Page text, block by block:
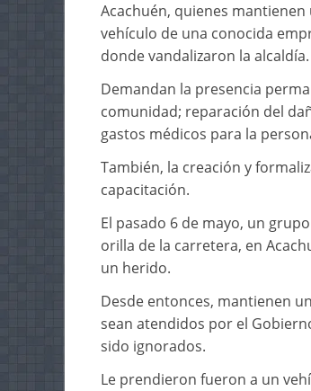
Acachuén, quienes
vehículo de una conocida
donde vandalizaron la alcaldía.
Demandan la presencia
comunidad; reparación del
gastos médicos para la
También, la creación y
capacitación.
El pasado 6 de mayo, un
orilla de la carretera, en
un herido.
Desde entonces, mantienen
sean atendidos por el
sido ignorados.
Le prendieron fueron a un